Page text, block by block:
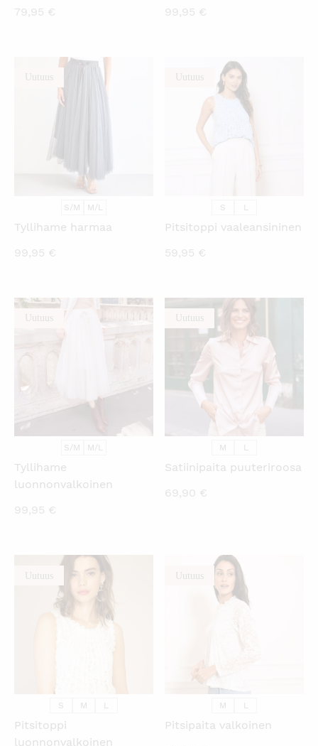
79,95 € 99,95 €
UutuusKATSO PIKANÄKYMÄ
S/M M/L
Tyllihame harmaa
99,95 €
UutuusKATSO PIKANÄKYMÄ
S
Pitsitoppi vaaleansininen
59,95 €
UutuusKATSO PIKANÄKYMÄ
S/M M/L
Tyllihame
luonnonvalkoinen
99,95 €
UutuusKATSO PIKANÄKYMÄ
M L
Satiinipaita puuteriroosa
69,90 €
UutuusKATSO PIKANÄKYMÄ
S M L
Pitsitoppi
luonnonvalkoinen
UutuusKATSO PIKANÄKYMÄ
M L
Pitsipaita valkoinen